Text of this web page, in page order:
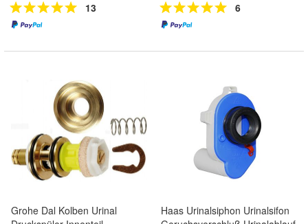
13 6
Grohe Dal Kolben Urinal
Haas Urinalsiphon Urinalsifon